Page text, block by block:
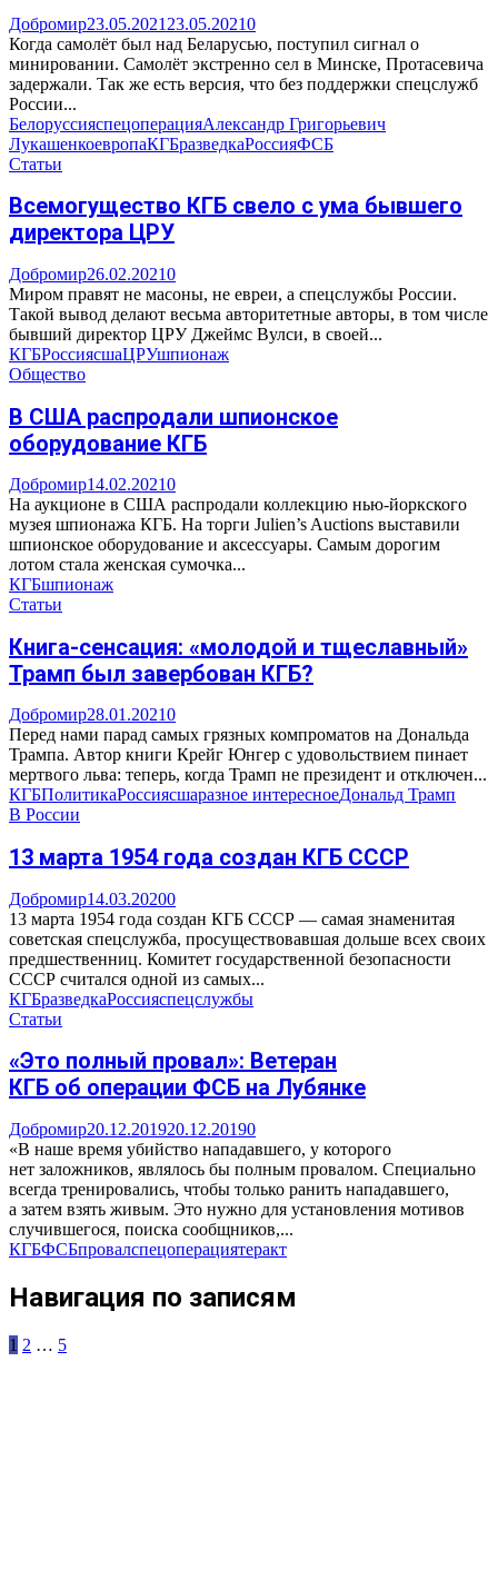
Добромир23.05.2021 23.05.20210
Когда самолёт был над Беларусью, поступил сигнал о
минировании. Самолёт экстренно сел в Минске, Протасевича
задержали. Так же есть версия, что без поддержки спецслужб
России...
БелоруссияспецоперацияАлександр Григорьевич
ЛукашенкоевропаКГБразведкаРоссияФСБ
Статьи
Всемогущество КГБ свело с ума бывшего
директора ЦРУ
Добромир26.02.20210
Миром правят не масоны, не евреи, а спецслужбы России.
Такой вывод делают весьма авторитетные авторы, в том числе
бывший директор ЦРУ Джеймс Вулси, в своей...
КГБРоссиясшаЦРУшпионаж
Общество
В США распродали шпионское
оборудование КГБ
Добромир14.02.20210
На аукционе в США распродали коллекцию нью-йоркского
музея шпионажа КГБ. На торги Julien’s Auctions выставили
шпионское оборудование и аксессуары. Самым дорогим
лотом стала женская сумочка...
КГБшпионаж
Статьи
Книга-сенсация: «молодой и тщеславный»
Трамп был завербован КГБ?
Добромир28.01.20210
Перед нами парад самых грязных компроматов на Дональда
Трампа. Автор книги Крейг Юнгер с удовольствием пинает
мертвого льва: теперь, когда Трамп не президент и отключен...
КГБПолитикаРоссиясшаразное интересноеДональд Трамп
В России
13 марта 1954 года создан КГБ СССР
Добромир14.03.20200
13 марта 1954 года создан КГБ СССР — самая знаменитая
советская спецслужба, просуществовавшая дольше всех своих
предшественниц. Комитет государственной безопасности
СССР считался одной из самых...
КГБразведкаРоссияспецслужбы
Статьи
«Это полный провал»: Ветеран
КГБ об операции ФСБ на Лубянке
Добромир20.12.201920.12.20190
«В наше время убийство нападавшего, у которого
нет заложников, являлось бы полным провалом. Специально
всегда тренировались, чтобы только ранить нападавшего,
а затем взять живым. Это нужно для установления мотивов
случившегося, поиска сообщников,...
КГБФСБпровалспецоперациятеракт
Навигация по записям
1 2 … 5